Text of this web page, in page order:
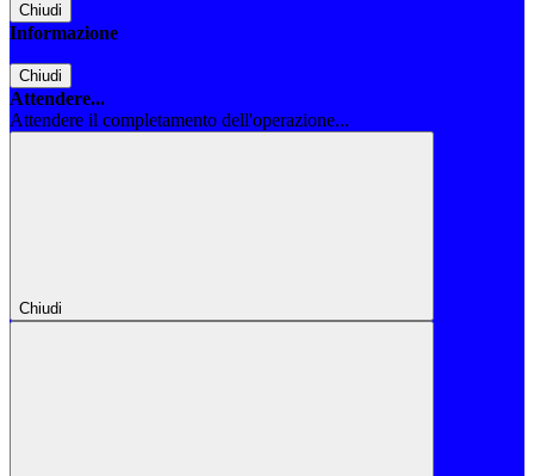
Chiudi
Informazione
Chiudi
Attendere...
Attendere il completamento dell'operazione...
Chiudi